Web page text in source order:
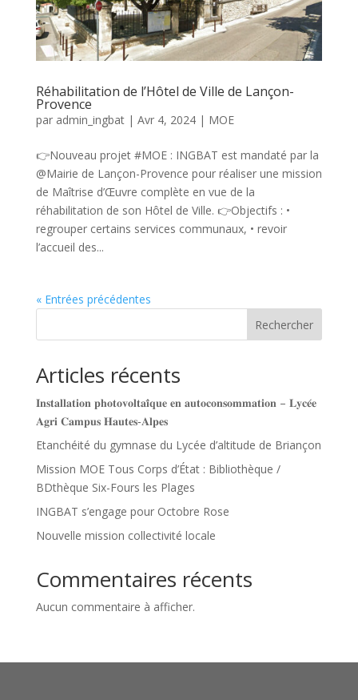
Réhabilitation de l’Hôtel de Ville de Lançon-
Provence
par admin_ingbat| Avr 4, 2024| MOE
👉Nouveau projet #MOE : INGBAT est mandaté par la
@Mairie de Lançon-Provence pour réaliser une mission
de Maîtrise d’Œuvre complète en vue de la
réhabilitation de son Hôtel de Ville. 👉Objectifs : •
regrouper certains services communaux, • revoir
l’accueil des...
« Entrées précédentes
Rechercher
Articles récents
𝐈𝐧𝐬𝐭𝐚𝐥𝐥𝐚𝐭𝐢𝐨𝐧 𝐩𝐡𝐨𝐭𝐨𝐯𝐨𝐥𝐭𝐚𝐢̈𝐪𝐮𝐞 𝐞𝐧 𝐚𝐮𝐭𝐨𝐜𝐨𝐧𝐬𝐨𝐦𝐦𝐚𝐭𝐢𝐨𝐧 – 𝐋𝐲𝐜𝐞́𝐞
𝐀𝐠𝐫𝐢 𝐂𝐚𝐦𝐩𝐮𝐬 𝐇𝐚𝐮𝐭𝐞𝐬‑𝐀𝐥𝐩𝐞𝐬
Etanchéité du gymnase du Lycée d’altitude de Briançon
Mission MOE Tous Corps d’État : Bibliothèque /
BDthèque Six-Fours les Plages
INGBAT s’engage pour Octobre Rose
Nouvelle mission collectivité locale
Commentaires récents
Aucun commentaire à afficher.